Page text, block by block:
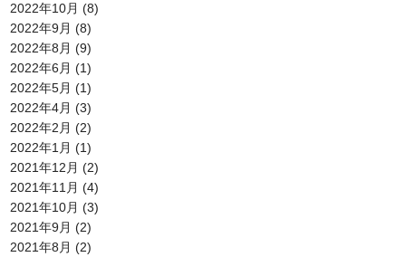
2022年10月 (8)
2022年9月 (8)
2022年8月 (9)
2022年6月 (1)
2022年5月 (1)
2022年4月 (3)
2022年2月 (2)
2022年1月 (1)
2021年12月 (2)
2021年11月 (4)
2021年10月 (3)
2021年9月 (2)
2021年8月 (2)